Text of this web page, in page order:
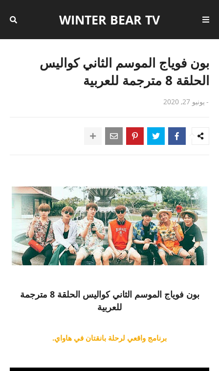
WINTER BEAR TV
بون فوياج الموسم الثاني كواليس
الحلقة 8 مترجمة للعربية
- يونيو 27, 2020
بون فوياج الموسم الثاني كواليس الحلقة 8 مترجمة
للعربية
برنامج واقعي لرحلة بانقتان في هاواي.